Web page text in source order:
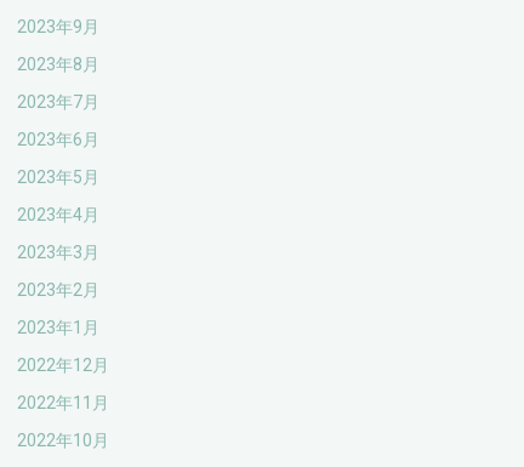
2023年9月
2023年8月
2023年7月
2023年6月
2023年5月
2023年4月
2023年3月
2023年2月
2023年1月
2022年12月
2022年11月
2022年10月